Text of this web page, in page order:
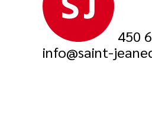
450
info@saint-